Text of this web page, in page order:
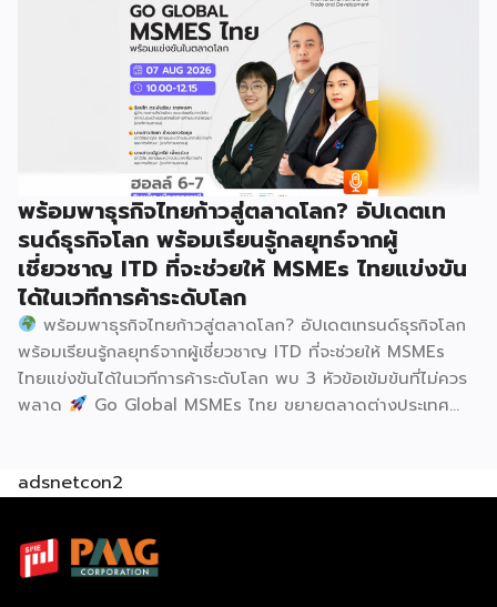
จบในงานด้วยสินเชื่อ และทำเลทองทั่วประเทศ พร้อมเสวนาให้
ความรู้โดยผู้ทรงคุณวุฒิคับคั่ง และกิจกรรมเจรจาจับคู่ธุรกิจทั้งใน
และต่างประเทศ งานจัดต่อเนื่องระหว่างวันที่ 6-9 สิงหาคมนี้ ที่
ฮอลล์ 6-8 อิมแพ็คเมืองทองธานี คาดเม็ดเงินสะพัดในงานราว
220 ล้านบาท นายพูนพงษ์ นัยนาภากรณ์ อธิบดีกรมพัฒนา
ธุรกิจการค้า กระทรวงพาณิชย์ กล่าวว่า งาน ” Franchise Expo
Thailand & Thailand E-Commerce Selection Expo
(TESE 2026) เป็นเวทีแสดงธุรกิจแฟรนไชส์และโซลูชั่นส์แบบครบ
วงจร […]
พร้อมพาธุรกิจไทยก้าวสู่ตลาดโลก? อัปเดตเท
รนด์ธุรกิจโลก พร้อมเรียนรู้กลยุทธ์จากผู้
เชี่ยวชาญ ITD ที่จะช่วยให้ MSMEs ไทยแข่งขัน
ได้ในเวทีการค้าระดับโลก
พร้อมพาธุรกิจไทยก้าวสู่ตลาดโลก? อัปเดตเทรนด์ธุรกิจโลก
พร้อมเรียนรู้กลยุทธ์จากผู้เชี่ยวชาญ ITD ที่จะช่วยให้ MSMEs
ไทยแข่งขันได้ในเวทีการค้าระดับโลก พบ 3 หัวข้อเข้มข้นที่ไม่ควร
พลาด
Go Global MSMEs ไทย ขยายตลาดต่างประเทศ
Commerce เปิดตลาดจีน ติดอาวุธ SMEs ไทย สู่ผู้บริโภค
ธุรกิจ ผู้ประกอบการ และผู้ที่กำลังวางแผนขยายตลาด
สิงหาคม 2569 | 10.00 – 12.15 น.
adsnetcon2